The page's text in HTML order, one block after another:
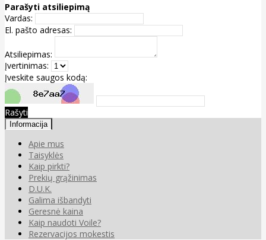
Parašyti atsiliepimą
Vardas:
El. pašto adresas:
Atsiliepimas:
Įvertinimas:
Įveskite saugos kodą:
Rašyti
Informacija
Apie mus
Taisyklės
Kaip pirkti?
Prekių grąžinimas
D.U.K.
Galima išbandyti
Geresnė kaina
Kaip naudoti Voile?
Rezervacijos mokestis